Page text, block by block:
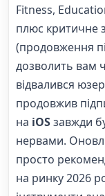
Fitness,
плюс критичне
(продовження
дозволить вам
відвалився
продовжив
на iOSзавжди
нервами.
просто
на ринку 2026